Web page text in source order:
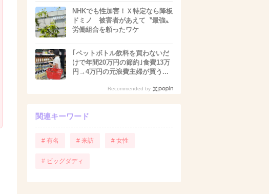
NHKでも性加害！Ｘ特定なら降板
ドミノ 被害者があえて〝最強〟
労働組合を頼ったワケ
｢ペットボトル飲料を買わないだ
けで年間20万円の節約｣食費13万
円→4万円の元浪費主婦が買う...
Recommended by
関連キーワード
# 有名 # 来訪 # 女性
# ビッグダディ